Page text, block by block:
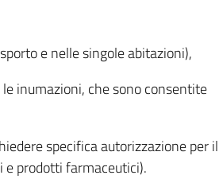
e nelle singole abitazioni),
inumazioni, che sono consentite
specifica autorizzazione per il
prodotti farmaceutici).